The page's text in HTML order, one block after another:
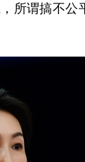
所谓搞不